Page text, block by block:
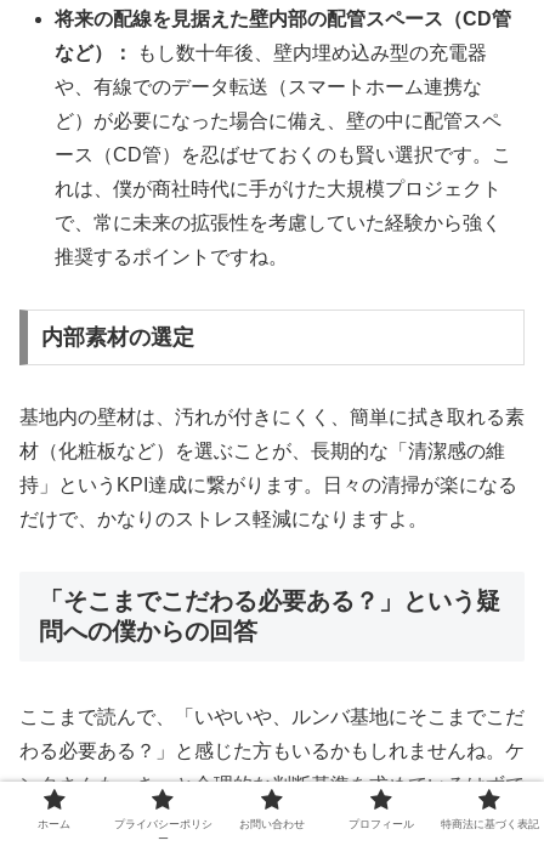
将来の配線を見据えた壁内部の配管スペース（CD管
など）：
もし数十年後、壁内埋め込み型の充電器
や、有線でのデータ転送（スマートホーム連携な
ど）が必要になった場合に備え、壁の中に配管スペ
ース（CD管）を忍ばせておくのも賢い選択です。こ
れは、僕が商社時代に手がけた大規模プロジェクト
で、常に未来の拡張性を考慮していた経験から強く
推奨するポイントですね。
内部素材の選定
基地内の壁材は、汚れが付きにくく、簡単に拭き取れる素
材（化粧板など）を選ぶことが、長期的な「清潔感の維
持」というKPI達成に繋がります。日々の清掃が楽になる
だけで、かなりのストレス軽減になりますよ。
「そこまでこだわる必要ある？」という疑
問への僕からの回答
ここまで読んで、「いやいや、ルンバ基地にそこまでこだ
わる必要ある？」と感じた方もいるかもしれませんね。ケ
ンタさんも、きっと合理的な判断基準を求めているはずで
す。
ホーム
プライバシーポリシ
ー
お問い合わせ プロフィール 特商法に基づく表記